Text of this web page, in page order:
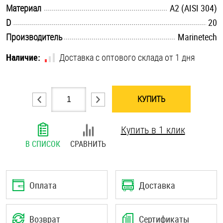
Шплинты
Штифты и пальцы
Материал
А2 (AISI 304)
D
20
Производитель
Marinetech
Наличие:
Доставка с оптового склада от 1 дня
КУПИТЬ
В СПИСОК СРАВНИТЬ
Купить в 1 клик
Оплата Доставка
Возврат Сертификаты